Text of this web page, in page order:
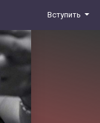
Вступить